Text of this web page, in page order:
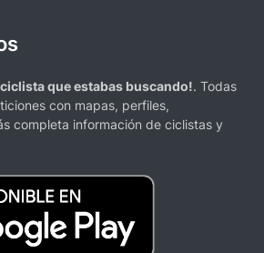
que estabas buscando!. Todas
con mapas, perfiles,
completa información de ciclistas y